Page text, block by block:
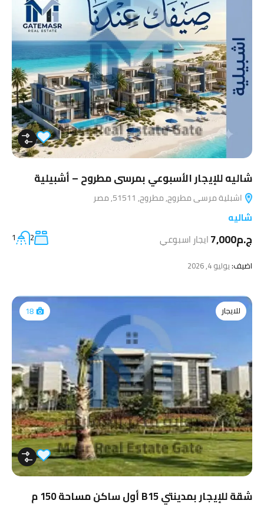
شاليه للإيجار الأسبوعي بمرسى مطروح – أشبيلية
اشبلية مرسى مطروح, مطروح, 51511, مصر
شاليه
ج.م7,000 ايجار اسبوعي 2
1
اضيف:يوليو 4, 2026
للايجار 18
شقة للإيجار بمدينتي B15 أول ساكن مساحة 150 م